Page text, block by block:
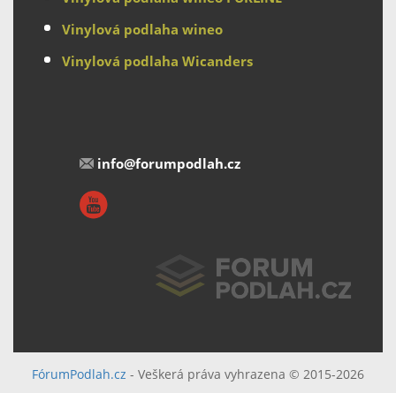
Vinylová podlaha wineo
Vinylová podlaha Wicanders
info@forumpodlah.cz
FórumPodlah.cz - Veškerá práva vyhrazena © 2015-2026